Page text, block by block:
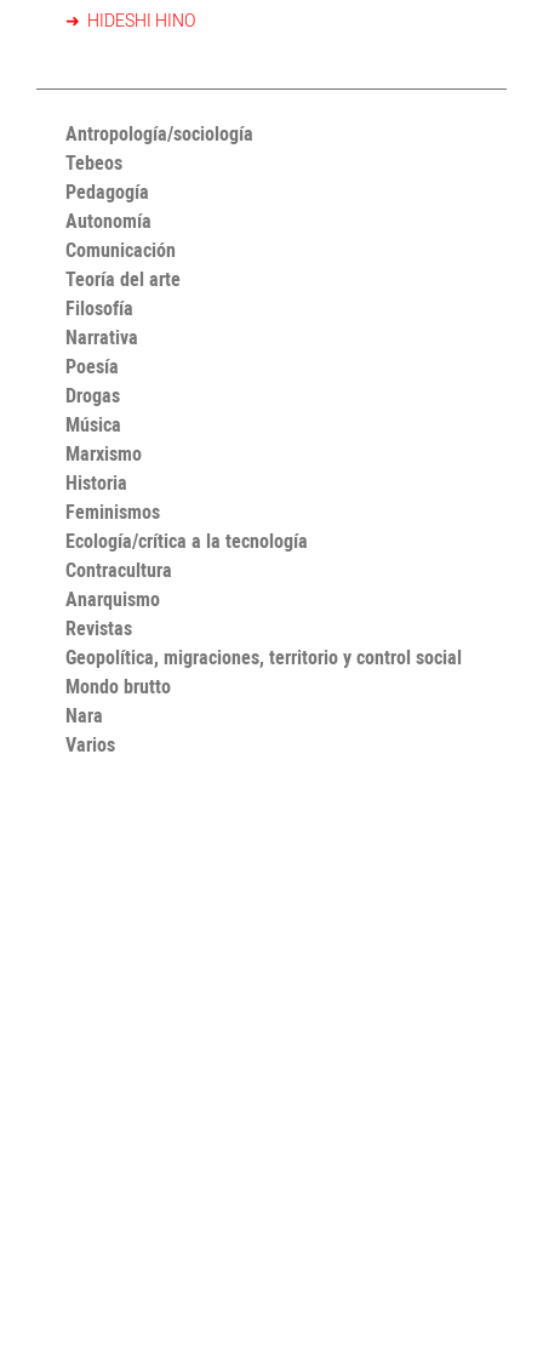
HIDESHI HINO
Antropología/sociología
Tebeos
Pedagogía
Autonomía
Comunicación
Teoría del arte
Filosofía
Narrativa
Poesía
Drogas
Música
Marxismo
Historia
Feminismos
Ecología/crítica a la tecnología
Contracultura
Anarquismo
Revistas
Geopolítica, migraciones, territorio y control social
Mondo brutto
Nara
Varios